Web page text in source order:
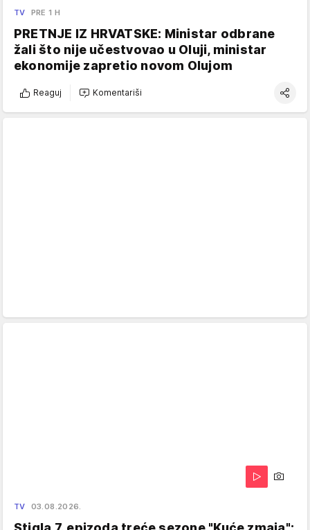
TV PRE 1 H
PRETNJE IZ HRVATSKE: Ministar odbrane
žali što nije učestvovao u Oluji, ministar
ekonomije zapretio novom Olujom
Reaguj Komentariši
TV 03.08.2026.